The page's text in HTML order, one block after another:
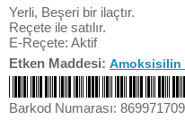
Yerli, Beşeri bir ilaçtır.
Reçete ile satılır.
E-Reçete: Aktif
Etken Maddesi: Amoksisilin
Barkod Numarası: